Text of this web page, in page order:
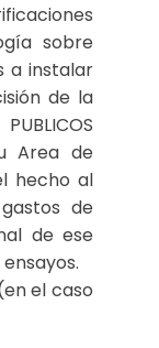
sobre
a instalar
de la
Area de
hecho al
de
de ese
el caso